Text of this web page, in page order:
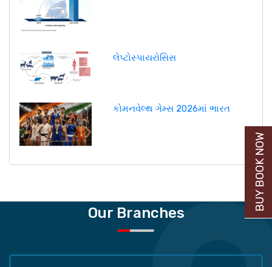
લેપ્ટોસ્પાયરોસિસ
કોમનવેલ્થ ગેમ્સ 2026માં ભારત
Our Branches
BUY BOOK NOW